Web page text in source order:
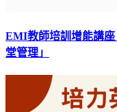
EMI教師培訓增能講
堂管理」